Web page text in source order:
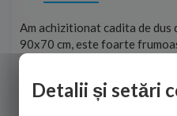
Am achizitionat cadita de dus
90x70 cm, este foarte
de personalul firmei dvs. cu
adus coletul in
Detalii și setări